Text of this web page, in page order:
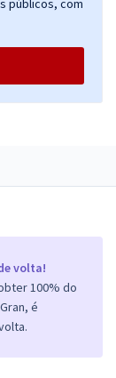
volta!
100% do
é
públicos, com